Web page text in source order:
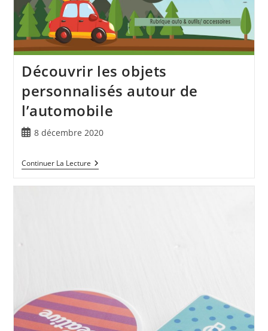
Découvrir les objets
personnalisés autour de
l’automobile
8 décembre 2020
Continuer La Lecture